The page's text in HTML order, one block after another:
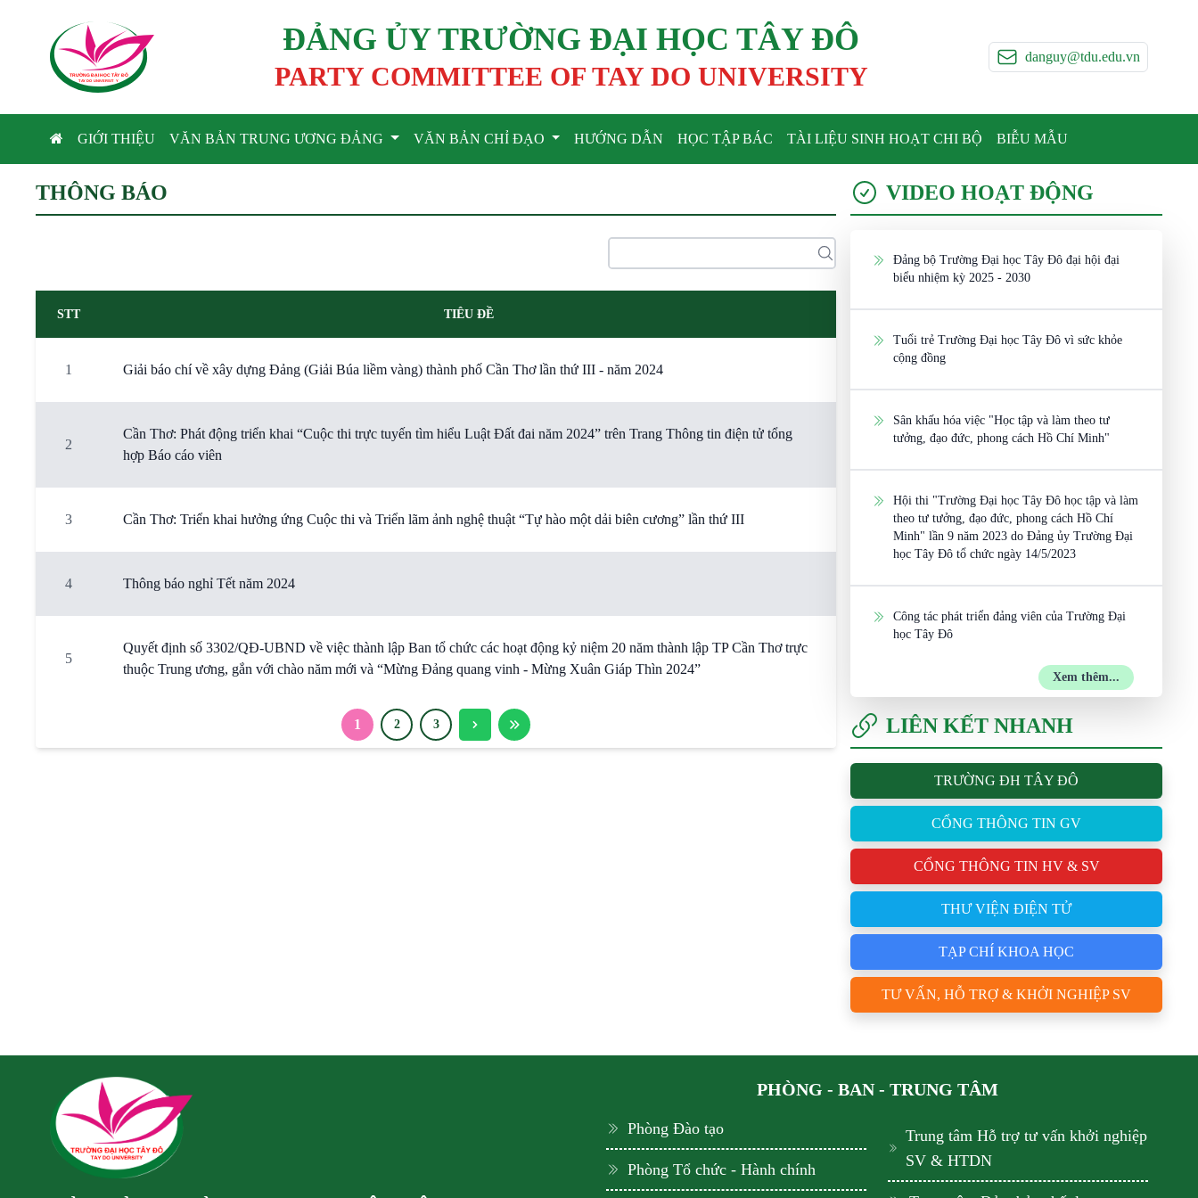
TRƯỜNG ĐẠI HỌC TÂY ĐÔ
TAY DO UNIVERSIT Y
ĐẢNG ỦY TRƯỜNG ĐẠI HỌC TÂY ĐÔ
PARTY COMMITTEE OF TAY DO UNIVERSITY
danguy@tdu.edu.vn
GIỚI THIỆU VĂN BẢN TRUNG ƯƠNG ĐẢNG VĂN BẢN CHỈ ĐẠO HƯỚNG DẪN HỌC TẬP BÁC TÀI LIỆU SINH HOẠT CHI BỘ BIỄU MẪU
THÔNG BÁO
STT TIÊU ĐỀ
1 Giải báo chí về xây dựng Đảng (Giải Búa liềm vàng) thành phố Cần Thơ lần thứ III - năm 2024
2
Cần Thơ: Phát động triển khai “Cuộc thi trực tuyến tìm hiểu Luật Đất đai năm 2024” trên Trang Thông tin điện tử tổng
hợp Báo cáo viên
3 Cần Thơ: Triển khai hưởng ứng Cuộc thi và Triển lãm ảnh nghệ thuật “Tự hào một dải biên cương” lần thứ III
4 Thông báo nghỉ Tết năm 2024
5
Quyết định số 3302/QĐ-UBND về việc thành lập Ban tổ chức các hoạt động kỷ niệm 20 năm thành lập TP Cần Thơ trực
thuộc Trung ương, gắn với chào năm mới và “Mừng Ðảng quang vinh - Mừng Xuân Giáp Thìn 2024”
1 2 3
VIDEO HOẠT ĐỘNG
Đảng bộ Trường Đại học Tây Đô đại hội đại
biểu nhiệm kỳ 2025 - 2030
Tuổi trẻ Trường Đại học Tây Đô vì sức khỏe
cộng đồng
Sân khấu hóa việc "Học tập và làm theo tư
tưởng, đạo đức, phong cách Hồ Chí Minh"
Hội thi "Trường Đại học Tây Đô học tập và làm
theo tư tưởng, đạo đức, phong cách Hồ Chí
Minh" lần 9 năm 2023 do Đảng ủy Trường Đại
học Tây Đô tổ chức ngày 14/5/2023
Công tác phát triển đảng viên của Trường Đại
học Tây Đô
Xem thêm...
LIÊN KẾT NHANH
TRƯỜNG ĐH TÂY ĐÔ
CỔNG THÔNG TIN GV
CỔNG THÔNG TIN HV & SV
THƯ VIỆN ĐIỆN TỬ
TẠP CHÍ KHOA HỌC
TƯ VẤN, HỖ TRỢ & KHỞI NGHIỆP SV
PHÒNG - BAN - TRUNG TÂM
Phòng Đào tạo
Phòng Tổ chức - Hành chính
Trung tâm Hỗ trợ tư vấn khởi nghiệp
SV & HTDN